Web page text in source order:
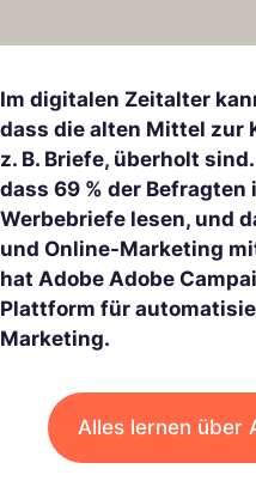
Im digitalen Zeitalter
dass die alten Mittel zur
z. B. Briefe, überholt
dass 69 % der Befragten
Werbebriefe lesen, und
und Online-Marketing
hat Adobe Adobe
Plattform für
Marketing.
Alles lernen über